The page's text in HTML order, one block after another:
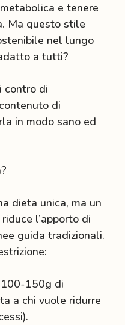
e tenere
Ma questo stile
nel lungo
a tutti?
contro di
di
in modo sano ed
dieta unica, ma un
l’apporto di
guida tradizionali.
150g di
a chi vuole ridurre